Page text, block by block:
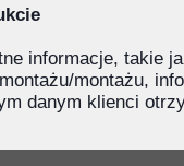
informacje, takie
montażu,
danym klienci